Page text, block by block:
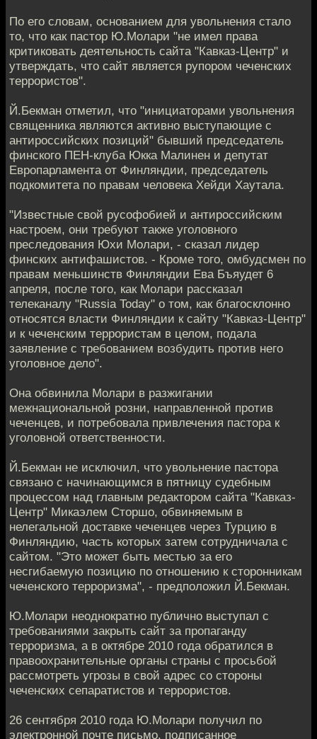
По его словам, основанием для увольнения стало
то, что как пастор Ю.Молари "не имел права
критиковать деятельность сайта "Кавказ-Центр" и
утверждать, что сайт является рупором чеченских
террористов".
Й.Бекман отметил, что "инициаторами увольнения
священника являются активно выступающие с
антироссийских позиций" бывший председатель
финского ПЕН-клуба Юкка Малинен и депутат
Европарламента от Финляндии, председатель
подкомитета по правам человека Хейди Хаутала.
"Известные свой русофобией и антироссийским
настроем, они требуют также уголовного
преследования Юхи Молари, - сказал лидер
финских антифашистов. - Кроме того, омбудсмен по
правам меньшинств Финляндии Ева Бъяудет 6
апреля, после того, как Молари рассказал
телеканалу "Russia Today" о том, как благосклонно
относятся власти Финляндии к сайту "Кавказ-Центр"
и к чеченским террористам в целом, подала
заявление с требованием возбудить против него
уголовное дело".
Она обвинила Молари в разжигании
межнациональной розни, направленной против
чеченцев, и потребовала привлечения пастора к
уголовной ответственности.
Й.Бекман не исключил, что увольнение пастора
связано с начинающимся в пятницу судебным
процессом над главным редактором сайта "Кавказ-
Центр" Микаэлем Сторшо, обвиняемым в
нелегальной доставке чеченцев через Турцию в
Финляндию, часть которых затем сотрудничала с
сайтом. "Это может быть местью за его
несгибаемую позицию по отношению к сторонникам
чеченского терроризма", - предположил Й.Бекман.
Ю.Молари неоднократно публично выступал с
требованиями закрыть сайт за пропаганду
терроризма, а в октябре 2010 года обратился в
правоохранительные органы страны с просьбой
рассмотреть угрозы в свой адрес со стороны
чеченских сепаратистов и террористов.
26 сентября 2010 года Ю.Молари получил по
электронной почте письмо, подписанное